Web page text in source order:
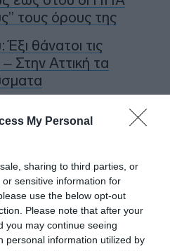
My Personal
sharing to third parties, or
sensitive information for
use the below opt-out
Please note that after your
you may continue seeing
personal information utilized by
τους όρους της
Έξι θάνατοι τις
Στην Αττική τα
ανάλωσε τη μισή ύλη
τίποτα και να
κλείδωσε
– Την έσωσαν οι